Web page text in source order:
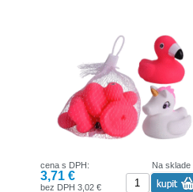
Na sklade
cena s DPH:
3,71 €
bez DPH 3,02 €